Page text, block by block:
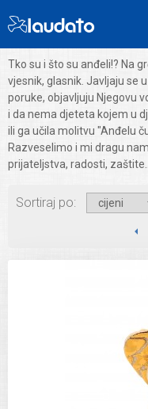
Tko su i što su anđeli!? Na
vjesnik, glasnik. Javljaju se
poruke, objavljuju Njegovu
i da nema djeteta kojem u
ili ga učila molitvu "Anđelu
Razveselimo i mi dragu
prijateljstva, radosti, zaštite...
Sortiraj po